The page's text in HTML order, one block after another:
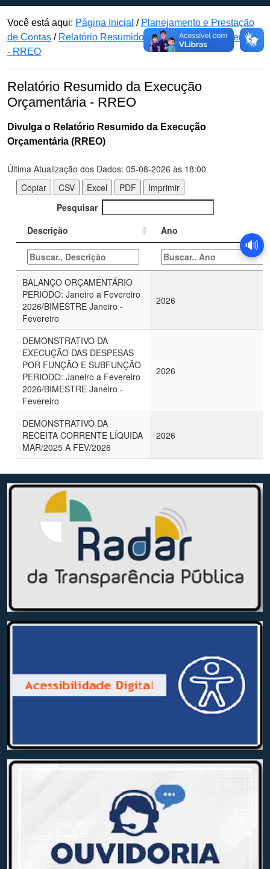
🔊
Você está aqui: Página Inicial / Planejamento e Prestação
de Contas / Relatório Resumido da Execução Orçamentária
- RREO
Relatório Resumido da Execução
Orçamentária - RREO
Divulga o Relatório Resumido da Execução
Orçamentária (RREO)